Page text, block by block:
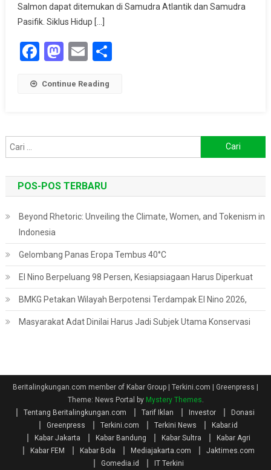
Salmon dapat ditemukan di Samudra Atlantik dan Samudra
Pasifik. Siklus Hidup […]
Facebook
Mastodon
EmailShare
Continue Reading
untuk:
POS-POS TERBARU
Beyond Rhetoric: Unveiling the Climate, Women, and Tokenism in
Indonesia
Gelombang Panas Eropa Tembus 40°C
El Nino Berpeluang 98 Persen, Kesiapsiagaan Harus Diperkuat
BMKG Petakan Wilayah Berpotensi Terdampak El Nino 2026,
Masyarakat Adat Dinilai Harus Jadi Subjek Utama Konservasi
Beritalingkungan.com member of Kabar Group | Terkini.com | Greenpress |
Theme: News Portal by Mystery Themes
Tentang Beritalingkungan.com
Tarif Iklan Investor
Donasi
Greenpress
Terkini.com Terkini News
Kabar.id
Kabar Jakarta
Kabar Bandung Kabar Sultra
Kabar Agri
Kabar FEM
Kabar Bola Mediajakarta.com
Jaktimes.com
Gomedia.id
IT Terkini